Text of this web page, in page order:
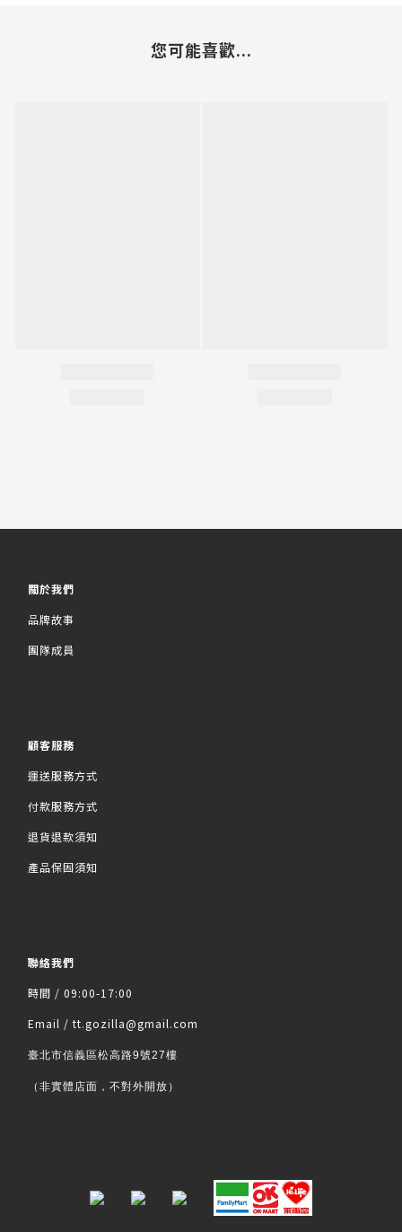
您可能喜歡...
關於我們
品牌故事
團隊成員
顧客服務
運送服務方式
付款服務方式
退貨退款須知
產品保固須知
聯絡我們
時間 / 09:00-17:00
Email / tt.gozilla@gmail.com
臺北市信義區松高路9號27樓
（非實體店面，不對外開放）